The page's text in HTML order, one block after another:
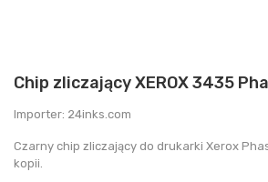
Chip zliczający XEROX 3435
Importer: 24inks.com
Czarny chip zliczający do drukarki Xerox
kopii.